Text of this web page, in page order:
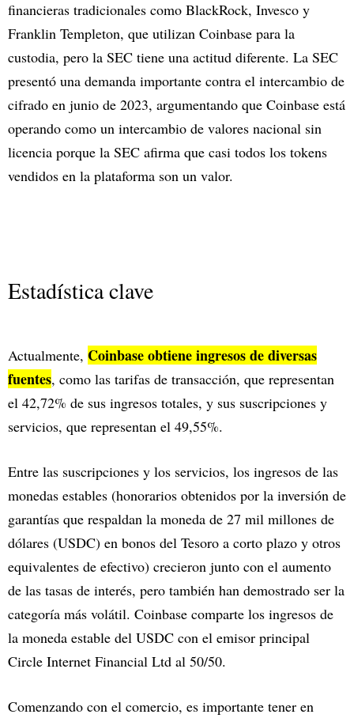
financieras tradicionales como BlackRock, Invesco y
Franklin Templeton, que utilizan Coinbase para la
custodia, pero la SEC tiene una actitud diferente. La SEC
presentó una demanda importante contra el intercambio de
cifrado en junio de 2023, argumentando que Coinbase está
operando como un intercambio de valores nacional sin
licencia porque la SEC afirma que casi todos los tokens
vendidos en la plataforma son un valor.
Estadística clave
Actualmente, Coinbase obtiene ingresos de diversas
fuentes, como las tarifas de transacción, que representan
el 42,72% de sus ingresos totales, y sus suscripciones y
servicios, que representan el 49,55%.
Entre las suscripciones y los servicios, los ingresos de las
monedas estables (honorarios obtenidos por la inversión de
garantías que respaldan la moneda de 27 mil millones de
dólares (USDC) en bonos del Tesoro a corto plazo y otros
equivalentes de efectivo) crecieron junto con el aumento
de las tasas de interés, pero también han demostrado ser la
categoría más volátil. Coinbase comparte los ingresos de
la moneda estable del USDC con el emisor principal
Circle Internet Financial Ltd al 50/50.
Comenzando con el comercio, es importante tener en